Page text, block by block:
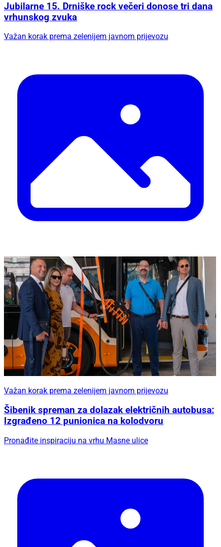
Jubilarne 15. Drniške rock večeri donose tri dana
vrhunskog zvuka
Važan korak prema zelenijem javnom prijevozu
Važan korak prema zelenijem javnom prijevozu
Šibenik spreman za dolazak električnih autobusa:
Izgrađeno 12 punionica na kolodvoru
Pronađite inspiraciju na vrhu Masne ulice